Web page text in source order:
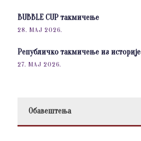
BUBBLE CUP такмичење
28. МАЈ 2026.
Републичко такмичење из историје
27. МАЈ 2026.
Обавештења